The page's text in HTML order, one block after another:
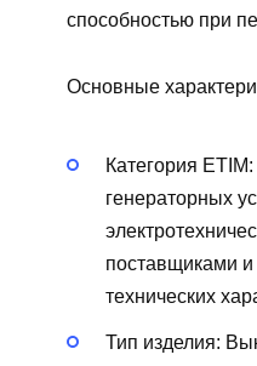
способностью при
Основные
Категория ETIM:
генераторных
поставщиками
технических
Тип изделия: